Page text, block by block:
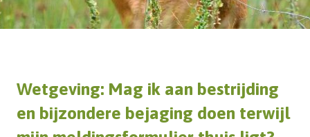
Wetgeving: Mag ik aan bestrijding
en bijzondere bejaging doen terwijl